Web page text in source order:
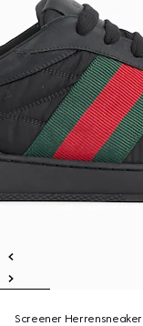
Screener Herrensneaker